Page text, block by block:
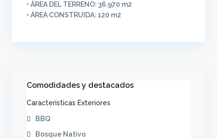
• ÁREA DEL TERRENO: 36.970 m2
• ÁREA CONSTRUIDA: 120 m2
Comodidades y destacados
Caracteristicas Exteriores
BBQ
Bosque Nativo